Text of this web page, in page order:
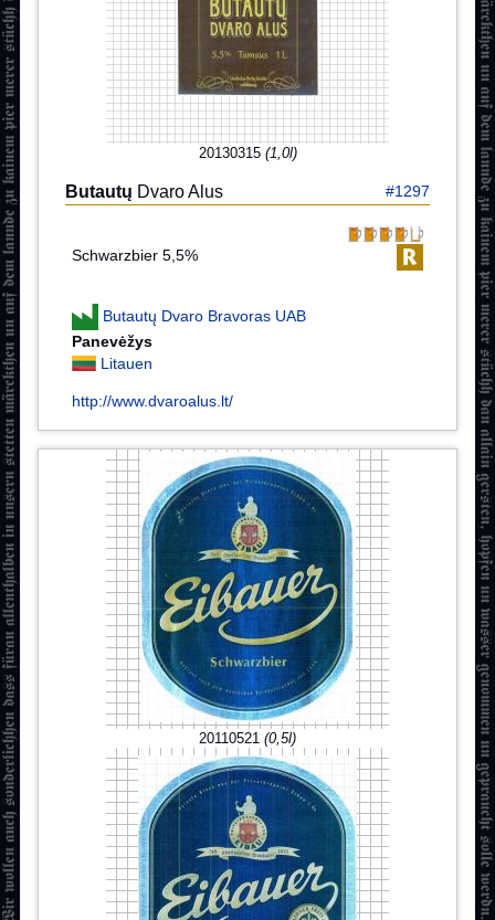
20130315 (1,0l)
Butautų Dvaro Alus #1297
Schwarzbier 5,5%
Butautų Dvaro Bravoras UAB
Panevėžys
Litauen
http://www.dvaroalus.lt/
20110521 (0,5l)